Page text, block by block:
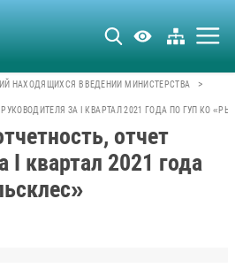
НАХОДЯЩИХСЯ В ВЕДЕНИИ МИНИСТЕРСТВА >
ЗА I КВАРТАЛ 2021 ГОДА ПО ГУП КО
отчет
I квартал 2021 года